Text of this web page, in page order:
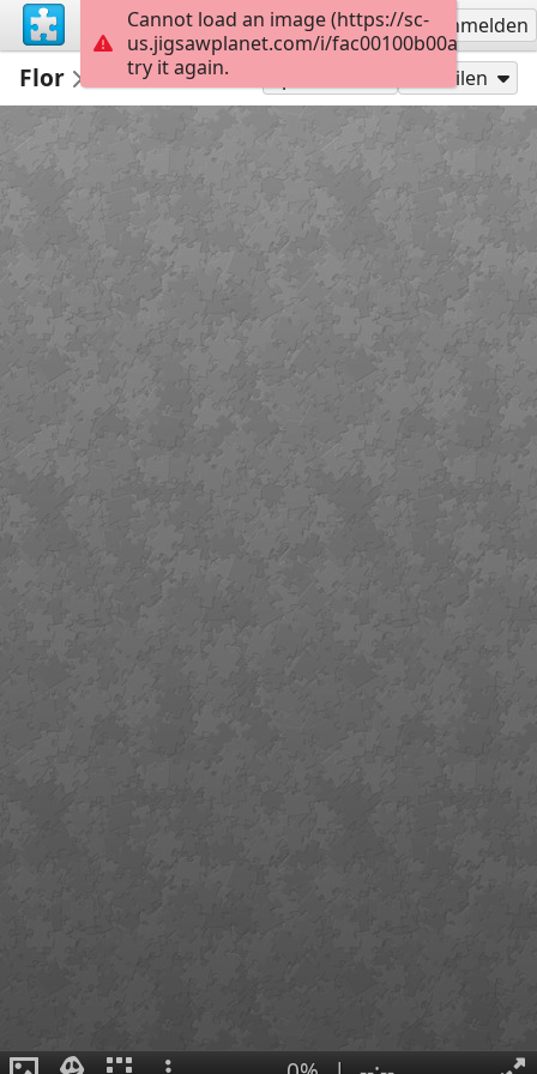
Registrieren Anmelden
Flor Teilen
Cannot load an image (https://sc-
us.jigsawplanet.com/i/
try it again.